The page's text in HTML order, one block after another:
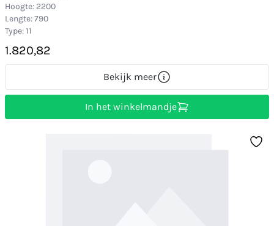
Hoogte: 2200
Lengte: 790
Type: 11
1.820,82
Bekijk meer
In het winkelmandje